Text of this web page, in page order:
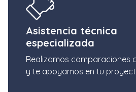
Asistencia técnica
especializada
Realizamos comparaciones
y te apoyamos en tu